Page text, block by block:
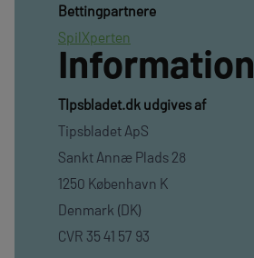
Bettingpartnere
SpilXperten
Information
TIpsbladet.dk udgives af
Tipsbladet ApS
Sankt Annæ Plads 28
1250 København K
Denmark (DK)
CVR 35 41 57 93